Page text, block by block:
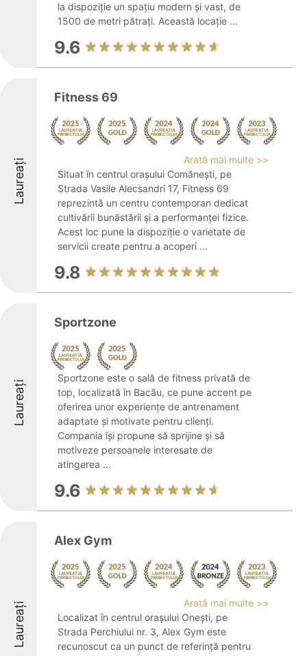
la dispoziție un spațiu modern și vast, de
1500 de metri pătrați. Această locație ...
9.6
Laureați
Fitness 69
Arată mai multe >>
Situat în centrul orașului Comănești, pe
Strada Vasile Alecsandri 17, Fitness 69
reprezintă un centru contemporan dedicat
cultivării bunăstării și a performanței fizice.
Acest loc pune la dispoziție o varietate de
servicii create pentru a acoperi ...
9.8
Laureați
Sportzone
Sportzone este o sală de fitness privată de
top, localizată în Bacău, ce pune accent pe
oferirea unor experiențe de antrenament
adaptate și motivate pentru clienți.
Compania își propune să sprijine și să
motiveze persoanele interesate de
atingerea ...
9.6
Laureați
Alex Gym
Arată mai multe >>
Localizat în centrul orașului Onești, pe
Strada Perchiului nr. 3, Alex Gym este
recunoscut ca un punct de referință pentru